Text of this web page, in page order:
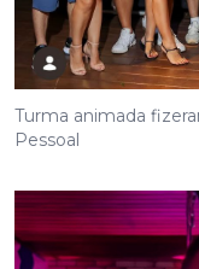
Turma animada
Pessoal